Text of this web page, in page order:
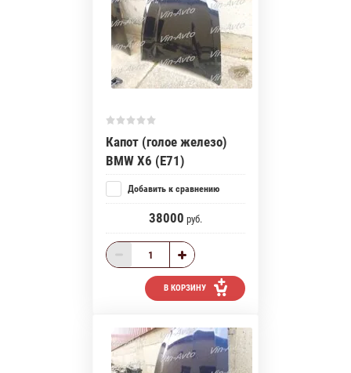
Капот (голое железо)
BMW X6 (E71)
Добавить к сравнению
38000 руб.
В КОРЗИНУ